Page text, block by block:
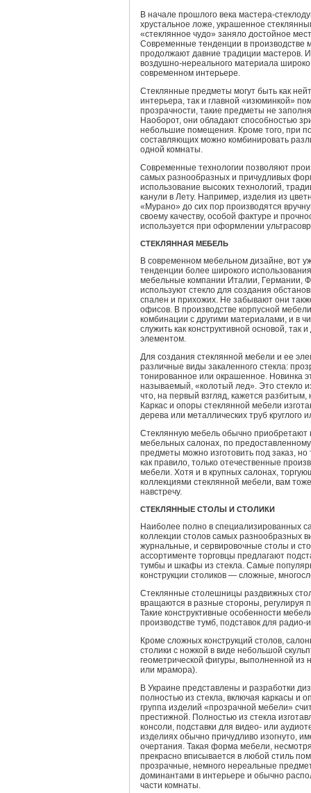
В начале прошлого века мастера-
хрустальное ложе, украшенное
«стеклянное чудо» заняло достойное
Современные тенденции в производстве
продолжают давние традиции мастеров.
воздушно-нереального материала
современном интерьере.
Стеклянные предметы могут быть как
интерьера, так и главной «изюминкой»
прозрачности, такие предметы не
Наоборот, они обладают способностью
небольшие помещения. Кроме того, при
составляющих можно комбинировать
одной комнаты.
Современные технологии позволяют
самых разнообразных и причудливых
использование высоких технологий,
канули в Лету. Например, изделия из
«Мурано» до сих пор производятся
своему качеству, особой фактуре и
используется при оформлении
СТЕКЛЯННАЯ МЕБЕЛЬ
В современном мебельном дизайне, вот
тенденции более широкого
мебельные компании Италии, Германии,
используют стекло для создания
спален и прихожих. Не забывают они
офисов. В производстве корпусной
комбинации с другими материалами, и в
служить как конструктивной основой, так
элементом.
Для создания стеклянной мебели и ее
различные виды закаленного стекла:
тонированное или окрашенное. Новинка
называемый, «колотый лед». Это стекло
что, на первый взгляд, кажется
Каркас и опоры стеклянной мебели
дерева или металлических труб круглого
Стеклянную мебель обычно приобретают
мебельных салонах, по
предметы можно изготовить под заказ, но
как правило, только отечественные
мебели. Хотя и в крупных салонах,
коллекциями стеклянной мебели, вам
навстречу.
СТЕКЛЯННЫЕ СТОЛЫ И СТОЛИКИ
Наиболее полно в специализированных
коллекции столов самых разнообразных
журнальные, и сервировочные столы и
ассортименте торговцы предлагают
тумбы и шкафы из стекла. Самые
конструкции столиков — сложные,
Стеклянные столешницы раздвижных
вращаются в разные стороны, регулируя
Такие конструктивные особенности
производстве тумб, подставок для
Кроме сложных конструкций столов,
столики с ножкой в виде небольшой
геометрической фигуры, выполненной из
или мрамора).
В Украине представлены и разработки
полностью из стекла, включая каркасы и
группа изделий «прозрачной мебели»
престижной. Полностью из стекла
консоли, подставки для видео- или
изделиях обычно причудливо изогнуто,
очертания. Такая форма мебели,
прекрасно вписывается в любой стиль
прозрачные, немного нереальные
доминантами в интерьере и обычно
части комнаты.